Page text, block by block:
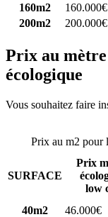
160m2
160.000€
200m2
200.000€
Prix au
écologique
Vous souhaitez faire
Prix au m2 pour
SURFACE
Prix
low
40m2
46.000€